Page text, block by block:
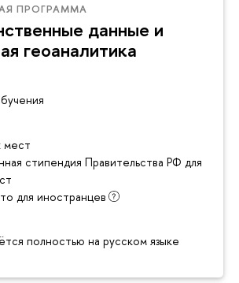
ПРОГРАММА
данные и
геоаналитика
мест
стипендия Правительства РФ для
для иностранцев
полностью на русском языке